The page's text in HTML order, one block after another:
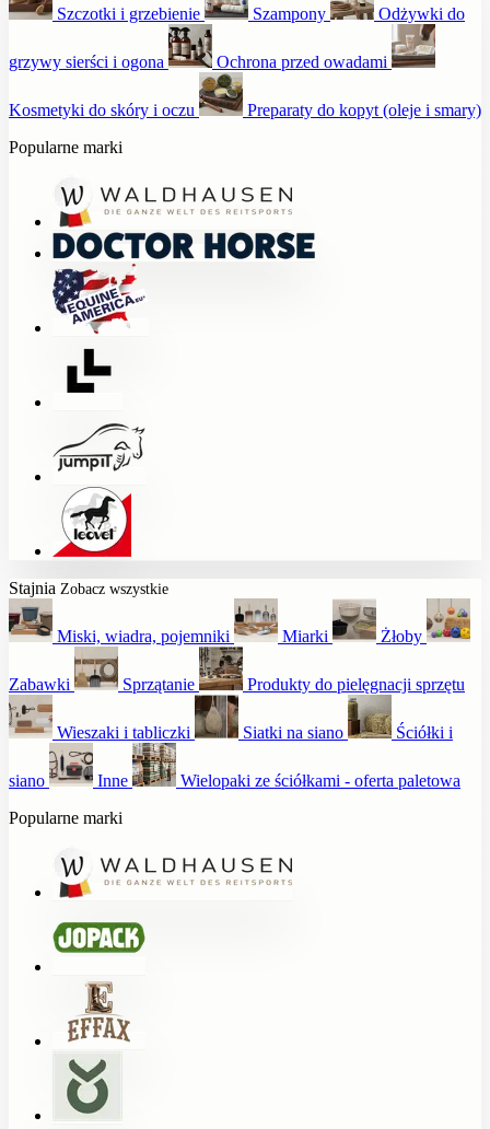
Szczotki i grzebienie Szampony Odżywki do
grzywy sierści i ogona Ochrona przed owadami
Kosmetyki do skóry i oczu
Preparaty do kopyt (oleje i smary)
Popularne marki
Stajnia Zobacz wszystkie
Miski, wiadra, pojemniki Miarki Żłoby
Zabawki Sprzątanie Produkty do pielęgnacji sprzętu
Wieszaki i tabliczki Siatki na siano Ściółki i
siano Inne
Wielopaki ze ściółkami - oferta paletowa
Popularne marki